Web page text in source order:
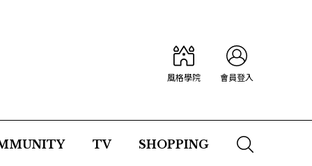
風格學院 會員登入
TV SHOPPING